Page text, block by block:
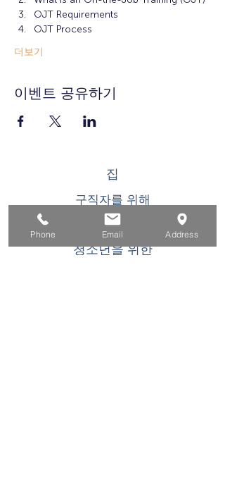
OJT Requirements
OJT Process
더보기
이벤트 공유하기
집
구직자를 위해
기업용
청소년을 위한
Phone Email Address